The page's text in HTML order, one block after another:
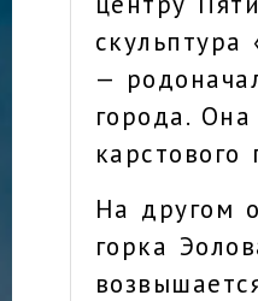
—
города.
На другом
горка